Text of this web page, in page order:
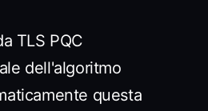
TLS PQC
dell'algoritmo
questa